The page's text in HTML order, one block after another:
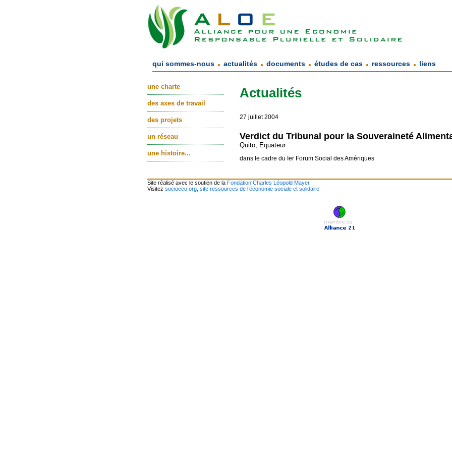
qui sommes-nous . actualités . documents . études de cas . ressources . liens
une charte
des axes de travail
des projets
un réseau
une histoire...
Actualités
27 juillet 2004
Verdict du Tribunal pour la Souveraineté
Quito, Equateur
dans le cadre du Ier Forum Social des Amériques
Site réalisé avec le soutien de la Fondation Charles Léopold Mayer
Visitez socioeco.org, site ressources de l’économie sociale et solidaire